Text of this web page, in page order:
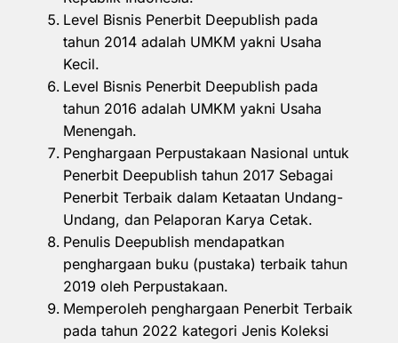
Level Bisnis Penerbit Deepublish pada
tahun 2014 adalah UMKM yakni Usaha
Kecil.
Level Bisnis Penerbit Deepublish pada
tahun 2016 adalah UMKM yakni Usaha
Menengah.
Penghargaan Perpustakaan Nasional untuk
Penerbit Deepublish tahun 2017 Sebagai
Penerbit Terbaik dalam Ketaatan Undang-
Undang, dan Pelaporan Karya Cetak.
Penulis Deepublish mendapatkan
penghargaan buku (pustaka) terbaik tahun
2019 oleh Perpustakaan.
Memperoleh penghargaan Penerbit Terbaik
pada tahun 2022 kategori Jenis Koleksi